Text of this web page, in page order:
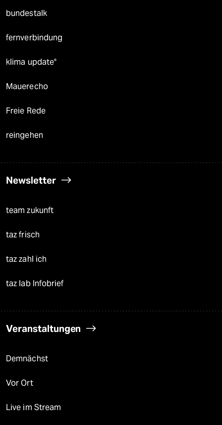
bundestalk
fernverbindung
klima update°
Mauerecho
Freie Rede
reingehen
Newsletter
team zukunft
taz frisch
taz zahl ich
taz lab Infobrief
Veranstaltungen
Demnächst
Vor Ort
Live im Stream